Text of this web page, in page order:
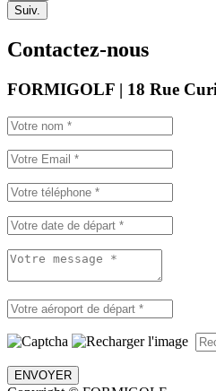
Suiv.
Contactez-nous
FORMIGOLF | 18 Rue
ENVOYER